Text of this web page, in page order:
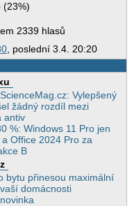
(23%)
2339 hlasů
, poslední 3.4. 20:20
Vylepšený
žádný rozdíl mezi
antiv
%: Windows 11 Pro jen
Office 2024 Pro za
B
bytu přinesou maximální
domácnosti